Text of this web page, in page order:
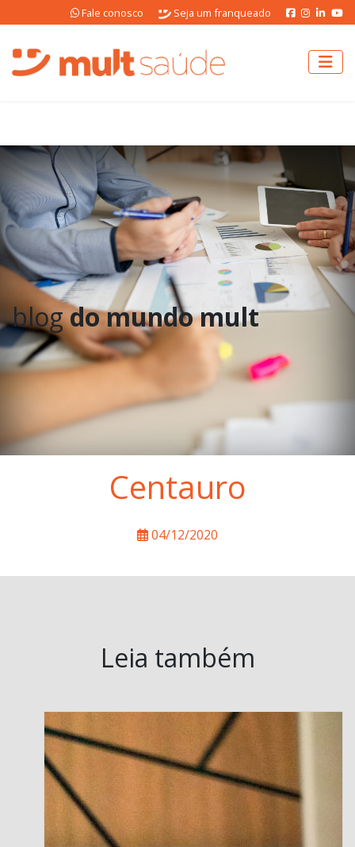
Fale conosco Seja um franqueado
blogdo mundo mult
Centauro
04/12/2020
Leia também